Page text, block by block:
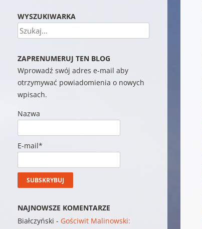
WYSZUKIWARKA
Szukaj
ZAPRENUMERUJ TEN BLOG
Wprowadź swój adres e-mail aby
otrzymywać powiadomienia o nowych
wpisach.
Nazwa
E-mail*
NAJNOWSZE KOMENTARZE
Białczyński - Gościwit Malinowski: